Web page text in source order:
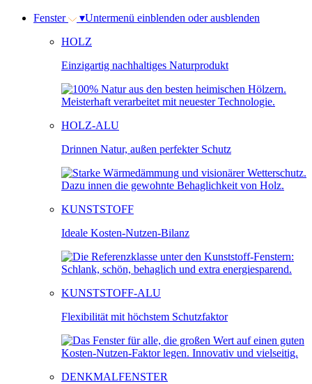
Fenster ▾Untermenü einblenden oder ausblenden
HOLZ
Einzigartig nachhaltiges Naturprodukt
HOLZ-ALU
Drinnen Natur, außen perfekter Schutz
KUNSTSTOFF
Ideale Kosten-Nutzen-Bilanz
KUNSTSTOFF-ALU
Flexibilität mit höchstem Schutzfaktor
DENKMALFENSTER